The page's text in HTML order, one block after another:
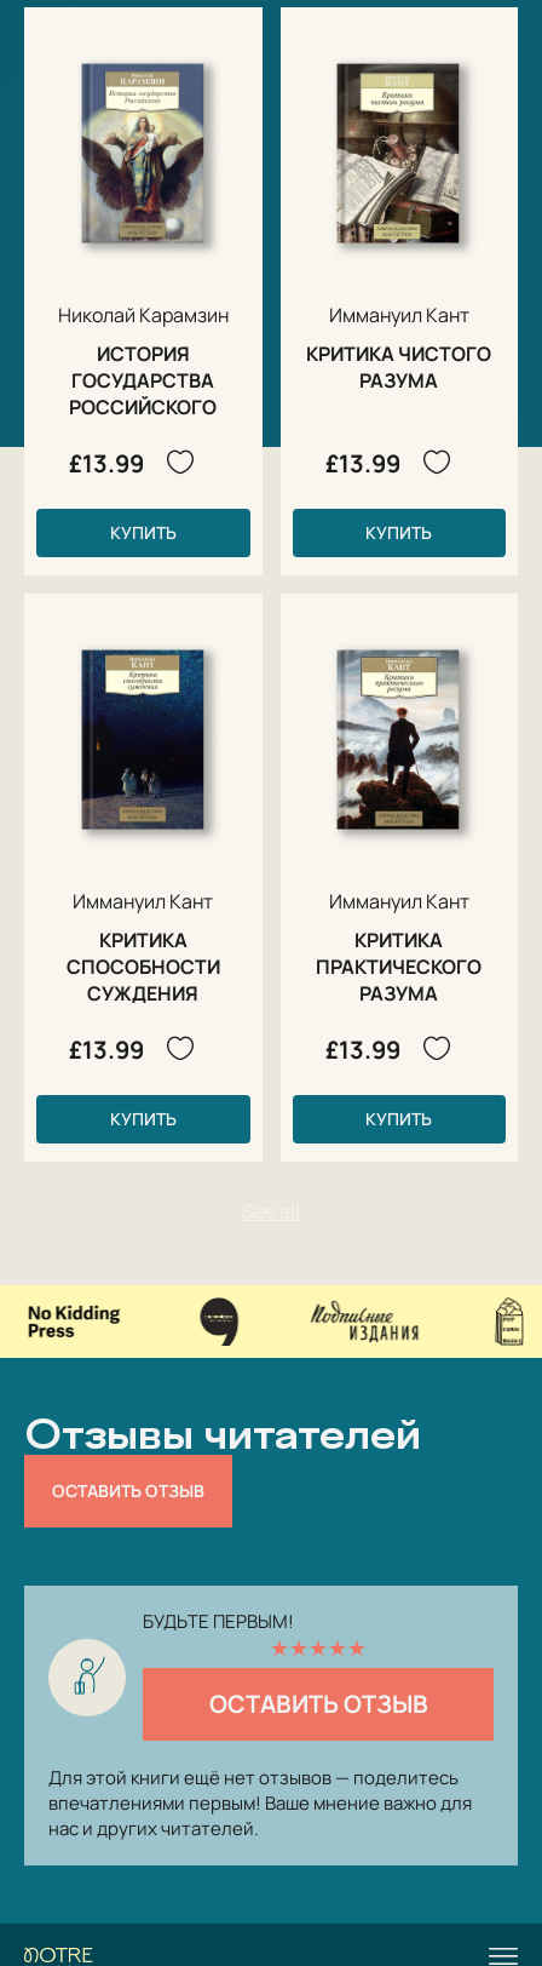
Николай Карамзин
ИСТОРИЯ
ГОСУДАРСТВА
РОССИЙСКОГО
£13.99
КУПИТЬ
Иммануил Кант
КРИТИКА ЧИСТОГО
РАЗУМА
£13.99
КУПИТЬ
Иммануил Кант
КРИТИКА
СПОСОБНОСТИ
СУЖДЕНИЯ
£13.99
КУПИТЬ
Иммануил Кант
КРИТИКА
ПРАКТИЧЕСКОГО
РАЗУМА
£13.99
КУПИТЬ
Отзывы читателей
ОСТАВИТЬ ОТЗЫВ
БУДЬТЕ ПЕРВЫМ!
★★★★★
ОСТАВИТЬ ОТЗЫВ
Для этой книги ещё нет отзывов — поделитесь
впечатлениями первым! Ваше мнение важно для
нас и других читателей.